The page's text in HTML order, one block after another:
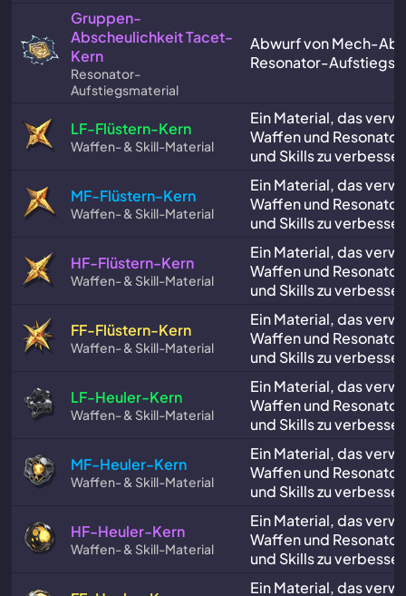
Gruppen-
Abscheulichkeit Tacet-
Kern
Resonator-
Aufstiegsmaterial
Abwurf von Mech-
Resonator-
LF-Flüstern-Kern
Waffen- & Skill-Material
Ein Material, das
Waffen und
und Skills zu
MF-Flüstern-Kern
Waffen- & Skill-Material
Ein Material, das
Waffen und
und Skills zu
HF-Flüstern-Kern
Waffen- & Skill-Material
Ein Material, das
Waffen und
und Skills zu
FF-Flüstern-Kern
Waffen- & Skill-Material
Ein Material, das
Waffen und
und Skills zu
LF-Heuler-Kern
Waffen- & Skill-Material
Ein Material, das
Waffen und
und Skills zu
MF-Heuler-Kern
Waffen- & Skill-Material
Ein Material, das
Waffen und
und Skills zu
HF-Heuler-Kern
Waffen- & Skill-Material
Ein Material, das
Waffen und
und Skills zu
Ein Material, das